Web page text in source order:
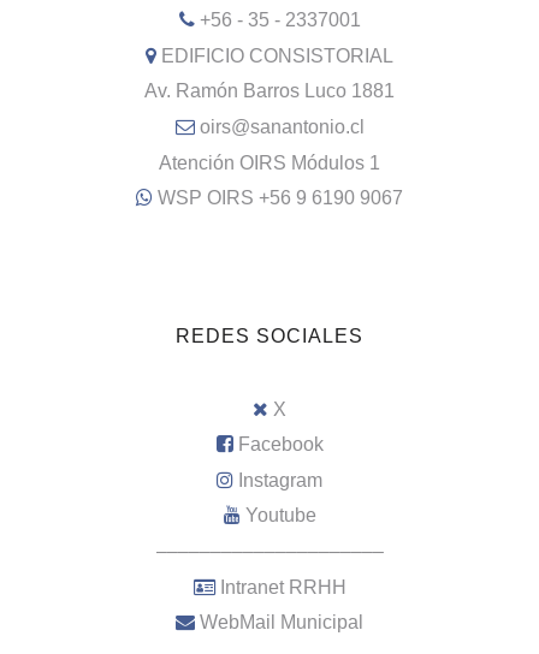
+56 - 35 - 2337001
EDIFICIO CONSISTORIAL
Av. Ramón Barros Luco 1881
oirs@sanantonio.cl
Atención OIRS Módulos 1
WSP OIRS +56 9 6190 9067
REDES SOCIALES
X
Facebook
Instagram
Youtube
–––––––––––––––––––––
Intranet RRHH
WebMail Municipal